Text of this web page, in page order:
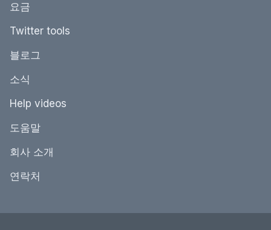
요금
Twitter tools
블로그
소식
Help videos
도움말
회사 소개
연락처